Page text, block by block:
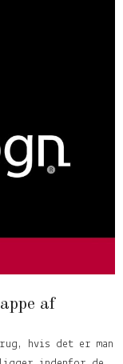
af
hvis det er man